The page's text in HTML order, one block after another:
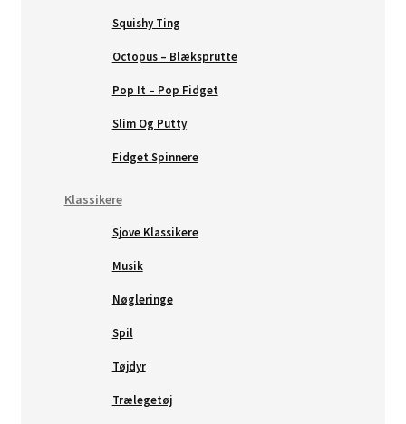
Squishy Ting
Octopus – Blæksprutte
Pop It – Pop Fidget
Slim Og Putty
Fidget Spinnere
Klassikere
Sjove Klassikere
Musik
Nøgleringe
Spil
Tøjdyr
Trælegetøj